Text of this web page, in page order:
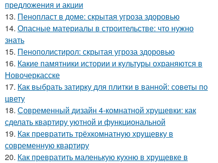
предложения и акции
13. Пенопласт в доме: скрытая угроза здоровью
14. Опасные материалы в строительстве: что нужно
знать
15. Пенополистирол: скрытая угроза здоровью
16. Какие памятники истории и культуры охраняются в
Новочеркасске
17. Как выбрать затирку для плитки в ванной: советы по
цвету
18. Современный дизайн 4-комнатной хрущевки: как
сделать квартиру уютной и функциональной
19. Как превратить трёхкомнатную хрущевку в
современную квартиру
20. Как превратить маленькую кухню в хрущевке в